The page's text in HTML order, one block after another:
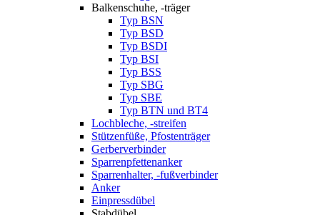
Balkenschuhe, -träger
Typ BSN
Typ BSD
Typ BSDI
Typ BSI
Typ BSS
Typ SBG
Typ SBE
Typ BTN und BT4
Lochbleche, -streifen
Stützenfüße, Pfostenträger
Gerberverbinder
Sparrenpfettenanker
Sparrenhalter, -fußverbinder
Anker
Einpressdübel